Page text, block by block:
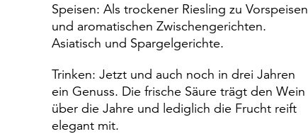
Speisen: Als trockener Riesling zu Vorspeisen
und aromatischen Zwischengerichten.
Asiatisch und Spargelgerichte.
Trinken: Jetzt und auch noch in drei Jahren
ein Genuss. Die frische Säure trägt den Wein
über die Jahre und lediglich die Frucht reift
elegant mit.